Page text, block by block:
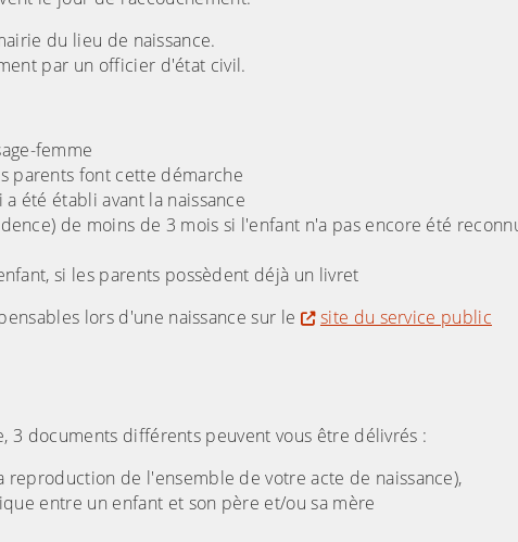
du lieu de naissance.
par un officier d'état civil.
femme
parents font cette démarche
été établi avant la naissance
de moins de 3 mois si l'enfant n'a pas encore été
si les parents possèdent déjà un livret
lors d'une naissance sur le
site du service public
3 documents différents peuvent vous être délivrés :
reproduction de l'ensemble de votre acte de naissance),
entre un enfant et son père et/ou sa mère